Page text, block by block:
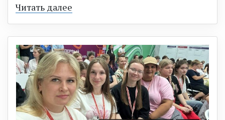
Читать далее